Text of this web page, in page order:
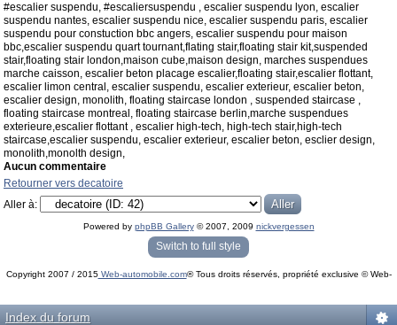
#escalier suspendu, #escaliersuspendu , escalier suspendu lyon, escalier
suspendu nantes, escalier suspendu nice, escalier suspendu paris, escalier
suspendu pour constuction bbc angers, escalier suspendu pour maison
bbc,escalier suspendu quart tournant,flating stair,floating stair kit,suspended
stair,floating stair london,maison cube,maison design, marches suspendues
marche caisson, escalier beton placage escalier,floating stair,escalier flottant,
escalier limon central, escalier suspendu, escalier exterieur, escalier beton,
escalier design, monolith, floating staircase london , suspended staircase ,
floating staircase montreal, floating staircase berlin,marche suspendues
exterieure,escalier flottant , escalier high-tech, high-tech stair,high-tech
staircase,escalier suspendu, escalier exterieur, escalier beton, esclier design,
monolith,monolth design,
Aucun commentaire
Retourner vers decatoire
Aller à:
Powered by phpBB Gallery© 2007, 2009 nickvergessen
« phpBB Gallery » - Traduction française par
darky
Switch to full style
Copyright 2007 / 2015Web-automobile.com® Tous droits réservés, propriété exclusive © Web-
Index du forum